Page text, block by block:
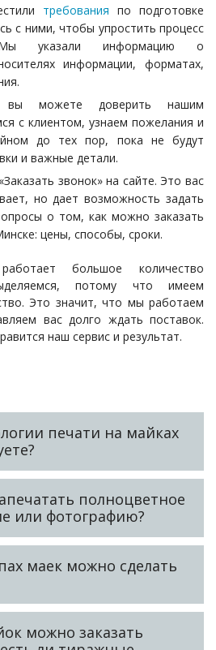
требования по подготовке
с ними, чтобы упростить процесс
Мы указали информацию о
информации, форматах,
вы можете доверить нашим
с клиентом, узнаем пожелания и
до тех пор, пока не будут
и важные детали.
звонок» на сайте. Это вас
но дает возможность задать
о том, как можно заказать
цены, способы, сроки.
большое количество
потому что имеем
Это значит, что мы работаем
вас долго ждать поставок.
наш сервис и результат.
печати на майках
полноцветное
или фотографию?
маек можно сделать
можно заказать